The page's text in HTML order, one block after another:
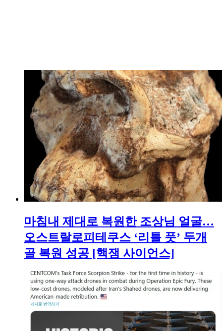
마침내 제대로 복원한 조상님 얼굴…
오스트랄로피테쿠스 ‘리틀 풋’ 두개
골 복원 성공 [핵잼 사이언스]